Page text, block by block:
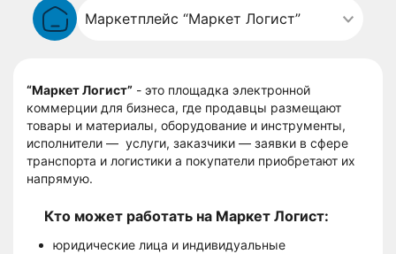
“Маркет Логист” - это площадка электронной
коммерции для бизнеса, где продавцы размещают
товары и материалы, оборудование и инструменты,
исполнители — услуги, заказчики — заявки в сфере
транспорта и логистики а покупатели приобретают их
напрямую.
Кто может работать на Маркет Логист:
юридические лица и индивидуальные